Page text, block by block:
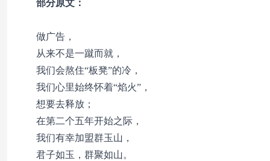
部分原文：
做广告，
从来不是一蹴而就，
我们会熬住“板凳”的冷，
我们心里始终怀着“焰火”，
想要去释放；
在第二个五年开始之际，
我们有幸加盟群玉山，
君子如玉，群聚如山。